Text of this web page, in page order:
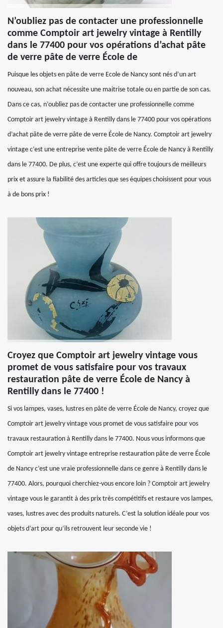
N’oubliez pas de contacter une professionnelle
comme Comptoir art jewelry vintage à Rentilly
dans le 77400 pour vos opérations d’achat pâte
de verre pâte de verre École de
Puisque les objets en pâte de verre Ecole de Nancy sont nés d’un art
nouveau, son achat nécessite une maitrise totale ou en partie de son cas.
Dans ce cas, n’oubliez pas de contacter une professionnelle comme
Comptoir art jewelry vintage à Rentilly dans le 77400 pour vos opérations
d’achat pâte de verre pâte de verre École de Nancy. Comptoir art jewelry
vintage c’est une entreprise vente pâte de verre École de Nancy à Rentilly
dans le 77400. De plus, c’est une experte qui offre toujours de meilleurs
prix et assure la fiabilité des articles que ses équipes choisissent pour vous
à de bons prix !
Croyez que Comptoir art jewelry vintage vous
promet de vous satisfaire pour vos travaux
restauration pâte de verre École de Nancy à
Rentilly dans le 77400 !
Si vos lampes, vases, lustres en pâte de verre École de Nancy, croyez que
Comptoir art jewelry vintage vous promet de vous satisfaire pour vos
travaux restauration à Rentilly dans le 77400. Nous vous informons que
Comptoir art jewelry vintage entreprise restauration pâte de verre École
de Nancy c’est une vraie professionnelle dans ce genre à Rentilly dans le
77400. Alors, pourquoi cherchiez-vous encore loin ? Comptoir art jewelry
vintage vous le garantit à des prix très compétitifs et restaure vos lampes,
vases, lustres avec des produits naturels. C’est la solution idéale pour vos
objets d’art pour qu’ils retrouvent leur seconde vie !